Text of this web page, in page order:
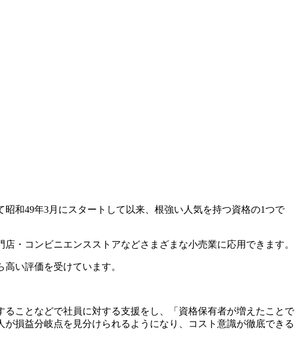
和49年3月にスタートして以来、根強い人気を持つ資格の1つで
・コンビニエンスストアなどさまざまな小売業に応用できます。
い評価を受けています。
ことなどで社員に対する支援をし、「資格保有者が増えたことで
損益分岐点を見分けられるようになり、コスト意識が徹底できる